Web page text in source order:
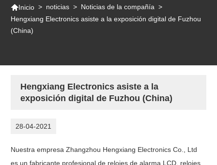
Inicio > noticias > Noticias de la compañía >
Hengxiang Electronics asiste a la exposición digital de Fuzhou
(China)
Hengxiang Electronics asiste a la
exposición digital de Fuzhou (China)
28-04-2021
Nuestra empresa Zhangzhou Hengxiang Electronics Co., Ltd
es un fabricante profesional de relojes de alarma LCD, relojes